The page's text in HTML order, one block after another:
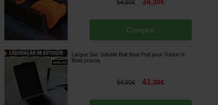
54,90€ 34,30€
Comprar
Largue Sac Soluble Bait Boat Pod pour Toslon X-
Boat
213813A]
64,90€ 41,30€